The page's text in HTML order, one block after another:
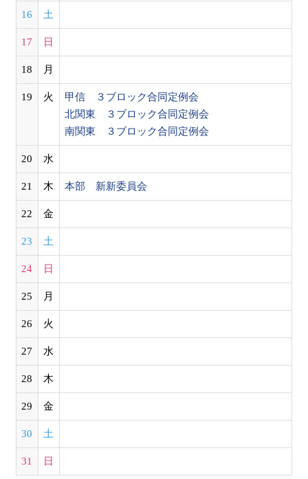
16 土
17 日
18 月
19 火
甲信 ３ブロック合同定例会
北関東 ３ブロック合同定例会
南関東 ３ブロック合同定例会
20 水
21 木 本部 新新委員会
22 金
23 土
24 日
25 月
26 火
27 水
28 木
29 金
30 土
31 日